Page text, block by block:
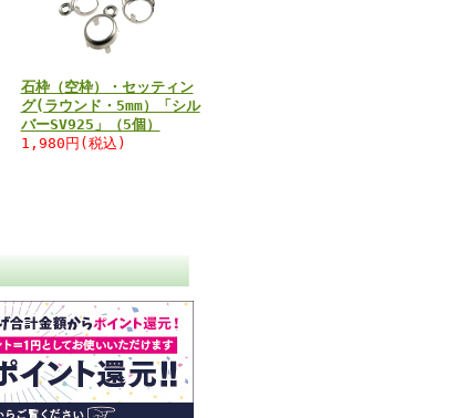
石枠（空枠）・セッティン
グ(ラウンド・5mm）「シル
バーSV925」（5個）
1,980円(税込)